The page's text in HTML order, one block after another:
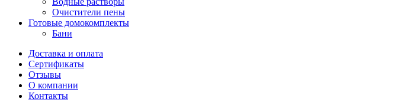
Очистители пены
Готовые домокомплекты
Бани
Доставка и оплата
Сертификаты
Отзывы
О компании
Контакты